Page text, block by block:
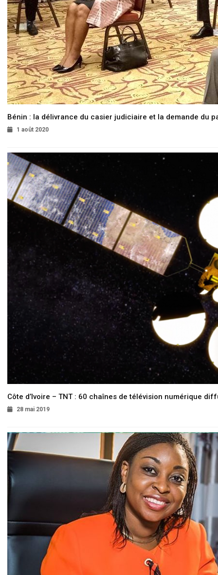
Bénin : la délivrance du casier judiciaire et la demande du
1 août 2020
Côte d’Ivoire – TNT : 60 chaînes de télévision numérique
28 mai 2019